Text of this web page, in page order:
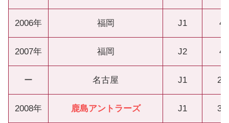
2006年 福岡 J1 4
2007年 福岡 J2 4
ー 名古屋 J1 20
2008年 鹿島アントラーズ J1 32